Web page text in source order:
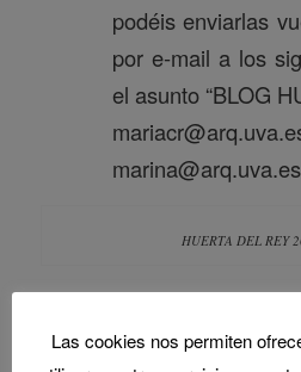
podéis enviarlas
por e-mail a los
el asunto “BLOG
marina@arq.uva.es
HUERTA DEL REY
Las cookies nos permiten